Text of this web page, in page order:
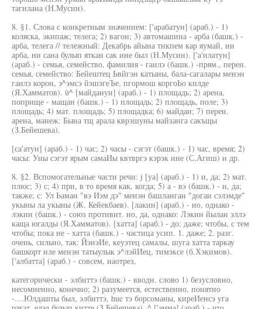
тагилана (Н.Мусин).
8. §1. Слова с конкретным значением: ['арабатун] (араб.) - 1)
коляска, экипаж; телега; 2) вагон; 3) автомашина - арба (башк.) -
арба, телега // тележный: Декабрь айына тикпем кар яумай, ни
арба, ни сана булып яткан сак ине был (Н.Мусин). ['а'илатун]
(араб.) - семья, семейство, фамилия - гаилэ (башк.) -прям., перен.
семья, семейство: Бейештец Ьвйгэн катыны, бала-сагалары менэн
гаилэ корон, э^эмсэ йэшэгеЪе, пгормош коргоЬо килде
(Я.Хамматов). ù^ [майданун] (араб.) - 1) площадь; 2) арена,
поприще - мащан (башк.) - 1) площадь; 2) площадь, поле; 3)
площадь; 4) мат. площадь; 5) площадка; 6) майдан; 7) перен.
арена, манеж: Бына тщ арала кврэшуны майзанга сакъщы
(З.Бейешева).
[са'атун] (араб.) - 1) час; 2) часы - сэгэт (башк.) - 1) час, время; 2)
часы: Уны сэгэт ярым самаИы квтвргэ кэрэк ине (С.Агиш) и др.
8. §2. Вспомогательные части речи: j [уа] (араб.) - 1) и, да; 2) мат.
плюс; 3) с; 4) при, в то время как, когда; 5) а - вэ (башк.) - и, да;
также; с: Ул Ьаман "вэ Иэм дэ" менэн башланган "догаи сэлэмде"
укыны ла укыны (Ж. Кейекбаев). [лакин] (араб.) - но, однако -
лэкин (башк.) - союз противит. но, да, однако: Лэкин йылан эллэ
каща югалды (Я.Хамматов). [хатта] (араб.) - до; даже; чтобы, с тем
чтобы; пока не - хатта (башк.) - частица усип. 1. даже; 2. разг.
очень, сильно, так: ЙэнэИе, кеуэтец самалы, шуга хатта таркау
башкорт иле менэн татыулык э^лэйИец, тимэксе (б.Хэкимов).
['албатта] (араб.) - совсем, наотрез,
категорически - элбиттэ (башк.) - вводн. слово 1) безусловно,
несомненно, конечно; 2) разумеется, естественно, понятно
-....Юлдашты был, элбиттэ, hue тэ борсоманы, киреИенсэ уга